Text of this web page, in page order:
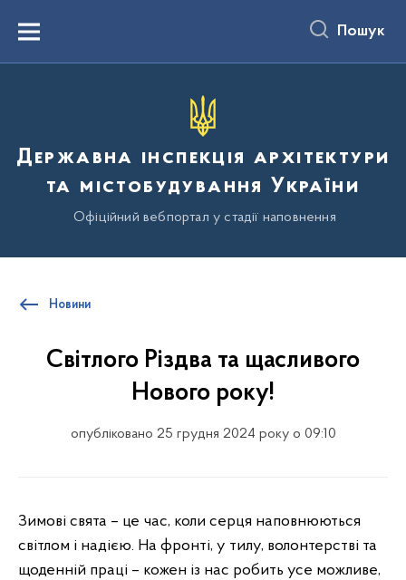
вмістуMenu Пошук
Державна інспекція архітектури
та містобудування України
Офіційний вебпортал у стадії наповнення
Новини
Світлого Різдва та щасливого
Нового року!
опубліковано 25 грудня 2024 року о 09:10
Зимові свята – це час, коли серця наповнюються
світлом і надією. На фронті, у тилу, волонтерстві та
щоденній праці – кожен із нас робить усе можливе,